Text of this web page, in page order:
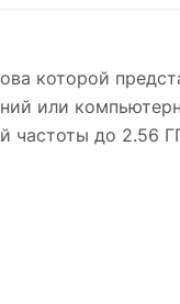
которой
или
частоты до 2.56